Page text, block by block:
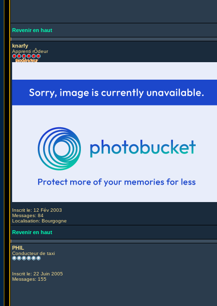
Revenir en haut
knarfy
Apprenti rÔdeur
Inscrit le: 12 Fév 2003
Messages: 84
Localisation: Bourgogne
Revenir en haut
PHIL
Conducteur de taxi
Inscrit le: 22 Juin 2005
Messages: 155